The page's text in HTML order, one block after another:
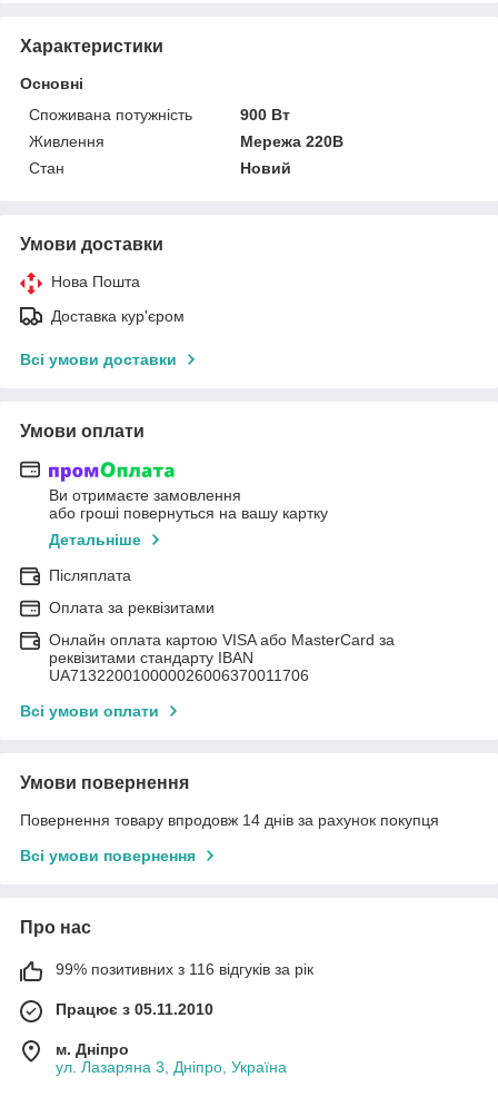
Характеристики
Основні
Споживана потужність
900 Вт
Живлення
Мережа 220В
Стан
Новий
Умови доставки
Нова Пошта
Доставка кур'єром
Всі умови доставки
Умови оплати
Ви отримаєте замовлення
або гроші повернуться на вашу картку
Детальніше
Післяплата
Оплата за реквізитами
Онлайн оплата картою VISA або MasterCard за
реквізитами стандарту IBAN
UA713220010000026006370011706
Всі умови оплати
Умови повернення
Повернення товару впродовж 14 днів за рахунок покупця
Всі умови повернення
Про нас
99% позитивних з 116 відгуків за рік
Працює з 05.11.2010
м. Дніпро
ул. Лазаряна 3, Дніпро, Україна